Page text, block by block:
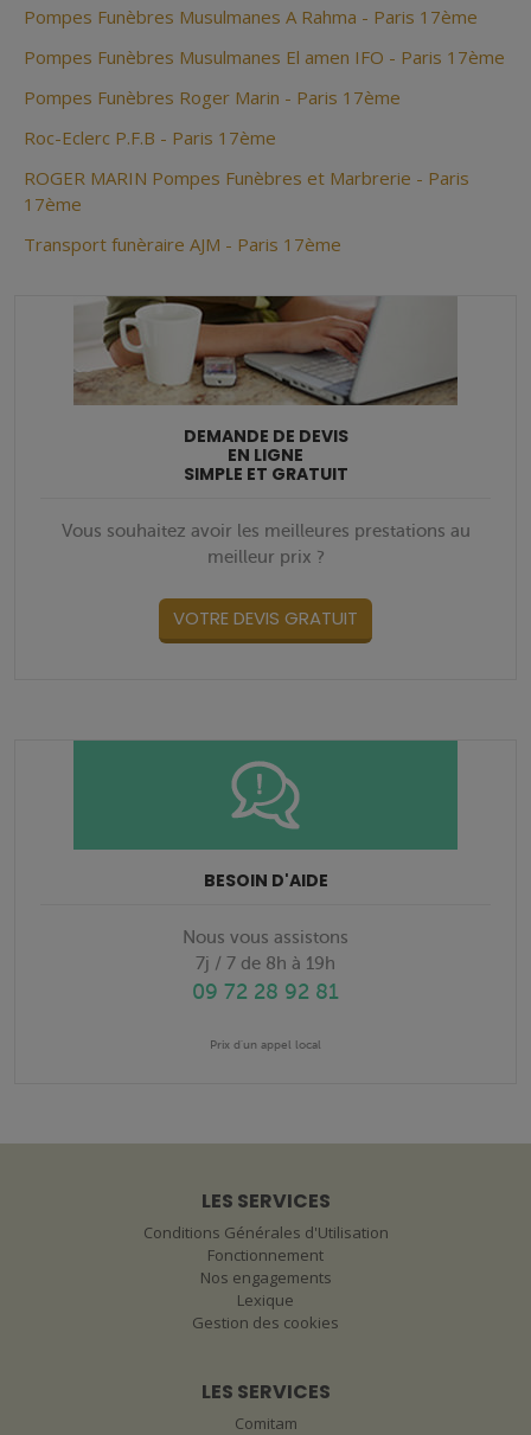
Pompes Funèbres Musulmanes A Rahma - Paris 17ème
Pompes Funèbres Musulmanes El amen IFO - Paris 17ème
Pompes Funèbres Roger Marin - Paris 17ème
Roc-Eclerc P.F.B - Paris 17ème
ROGER MARIN Pompes Funèbres et Marbrerie - Paris
17ème
Transport funèraire AJM - Paris 17ème
DEMANDE DE DEVIS
EN LIGNE
SIMPLE ET GRATUIT
Vous souhaitez avoir les meilleures prestations au
meilleur prix ?
VOTRE DEVIS GRATUIT
BESOIN D'AIDE
Nous vous assistons
7j / 7 de 8h à 19h
09 72 28 92 81
Prix d'un appel local
LES SERVICES
Conditions Générales d'Utilisation
Fonctionnement
Nos engagements
Lexique
Gestion des cookies
LES SERVICES
Comitam